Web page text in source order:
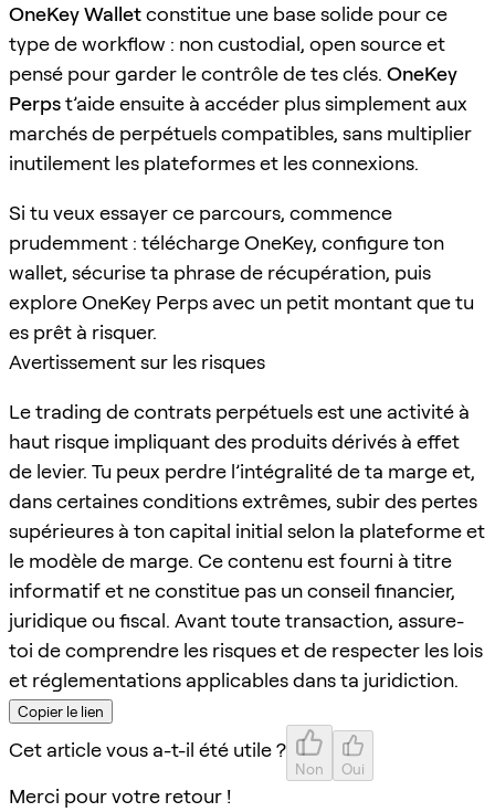
OneKey Walletconstitue une base solide pour ce
type de workflow : non custodial, open source et
pensé pour garder le contrôle de tes clés. OneKey
Perpst’aide ensuite à accéder plus simplement aux
marchés de perpétuels compatibles, sans multiplier
inutilement les plateformes et les connexions.
Si tu veux essayer ce parcours, commence
prudemment : télécharge OneKey, configure ton
wallet, sécurise ta phrase de récupération, puis
explore OneKey Perps avec un petit montant que tu
es prêt à risquer.
Avertissement sur les risques
Le trading de contrats perpétuels est une activité à
haut risque impliquant des produits dérivés à effet
de levier. Tu peux perdre l’intégralité de ta marge et,
dans certaines conditions extrêmes, subir des pertes
supérieures à ton capital initial selon la plateforme et
le modèle de marge. Ce contenu est fourni à titre
informatif et ne constitue pas un conseil financier,
juridique ou fiscal. Avant toute transaction, assure-
toi de comprendre les risques et de respecter les lois
et réglementations applicables dans ta juridiction.
Copier le lien
Cet article vous a-t-il été utile ?
Non Oui
Merci pour votre retour !